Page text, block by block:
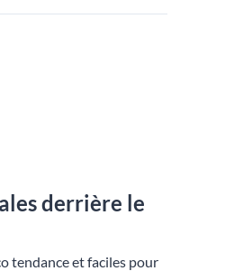
derrière le
tendance et faciles pour